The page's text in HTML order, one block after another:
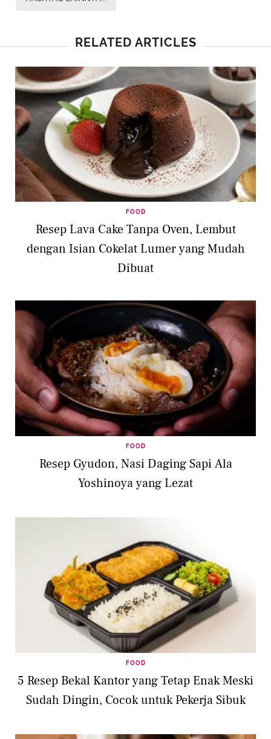
RELATED ARTICLES
FOOD
Resep Lava Cake Tanpa Oven, Lembut
dengan Isian Cokelat Lumer yang Mudah
Dibuat
FOOD
Resep Gyudon, Nasi Daging Sapi Ala
Yoshinoya yang Lezat
FOOD
5 Resep Bekal Kantor yang Tetap Enak Meski
Sudah Dingin, Cocok untuk Pekerja Sibuk